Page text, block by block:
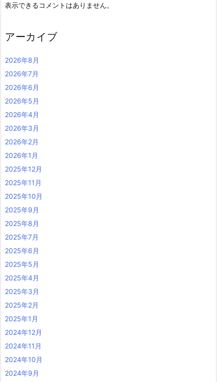
表示できるコメントはありません。
アーカイブ
2026年8月
2026年7月
2026年6月
2026年5月
2026年4月
2026年3月
2026年2月
2026年1月
2025年12月
2025年11月
2025年10月
2025年9月
2025年8月
2025年7月
2025年6月
2025年5月
2025年4月
2025年3月
2025年2月
2025年1月
2024年12月
2024年11月
2024年10月
2024年9月